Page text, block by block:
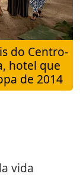
do Centro-
hotel que
de 2014
vida